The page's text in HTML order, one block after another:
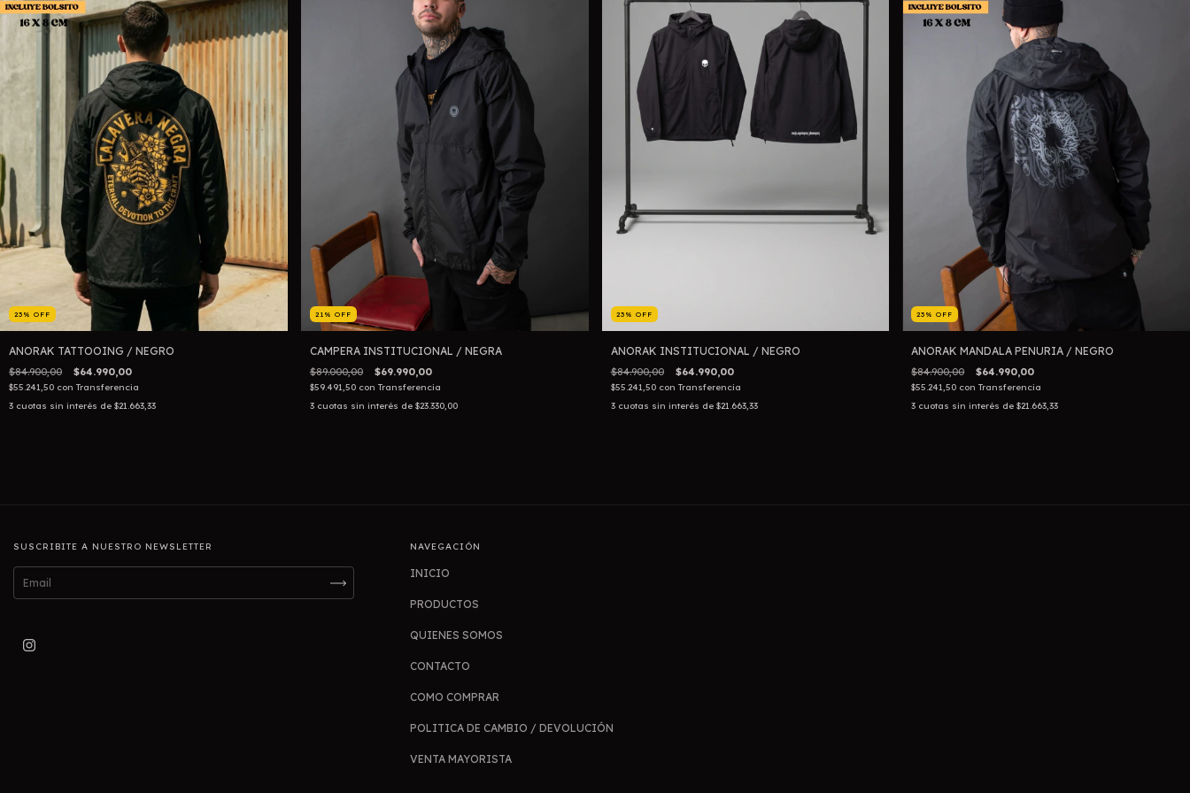
23 % OFF
ANORAK TATTOOING / NEGRO
$84.900,00 $64.990,00
$55.241,50 con Transferencia
3 cuotas sin interés de $21.663,33
21 % OFF
CAMPERA INSTITUCIONAL / NEGRA
$89.000,00 $69.990,00
$59.491,50 con Transferencia
3 cuotas sin interés de $23.330,00
23 % OFF
ANORAK INSTITUCIONAL / NEGRO
$84.900,00 $64.990,00
$55.241,50 con Transferencia
3 cuotas sin interés de $21.663,33
23 %OFF
ANORAK MANDALA PENURIA / NEGRO
$84.900,00 $64.990,00
$55.241,50 con Transferencia
3 cuotas sin interés de$21.663,33
SUSCRIBITE A NUESTRO NEWSLETTER NAVEGACIÓN
INICIO
PRODUCTOS
QUIENES SOMOS
CONTACTO
COMO COMPRAR
POLITICA DE CAMBIO / DEVOLUCIÓN
VENTA MAYORISTA